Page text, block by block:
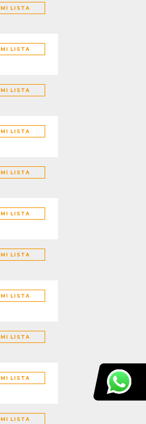
MI LISTA
MI LISTA
MI LISTA
MI LISTA
MI LISTA
MI LISTA
MI LISTA
MI LISTA
MI LISTA
MI LISTA
MI LISTA